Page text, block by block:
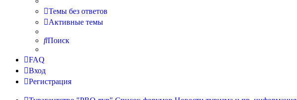
Темы без ответов
Активные темы
Поиск
FAQ
Вход
Регистрация